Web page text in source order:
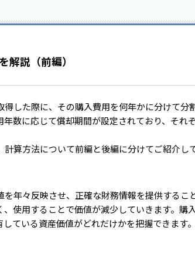
解説（前編）
した際に、その購入費用を何年かに分けて分
数に応じて償却期間が設定されており、それ
算方法について前編と後編に分けてご紹介し
年々反映させ、正確な財務情報を提供するこ
使用することで価値が減少していきます。購
ている資産価値がどれだけかを把握できます。